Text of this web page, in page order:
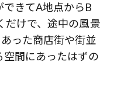
きてA地点からB
だけで、途中の風景
った商店街や街並
間にあったはずの
上右近が休息を過ごした、海最